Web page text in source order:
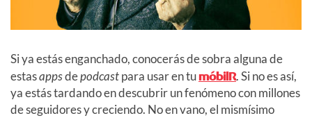
Si ya estás enganchado, conocerás de sobra alguna de
estasappsdepodcastpara usar en tumóbilR. Si no es así,
ya estás tardando en descubrir un fenómeno con millones
de seguidores y creciendo. No en vano, el mismísimo